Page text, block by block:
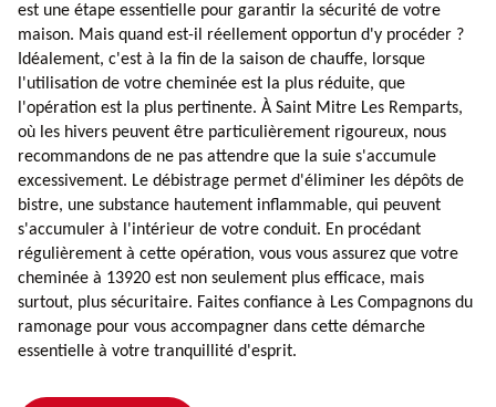
est une étape essentielle pour garantir la sécurité de votre
maison. Mais quand est-il réellement opportun d'y procéder ?
Idéalement, c'est à la fin de la saison de chauffe, lorsque
l'utilisation de votre cheminée est la plus réduite, que
l'opération est la plus pertinente. À Saint Mitre Les Remparts,
où les hivers peuvent être particulièrement rigoureux, nous
recommandons de ne pas attendre que la suie s'accumule
excessivement. Le débistrage permet d'éliminer les dépôts de
bistre, une substance hautement inflammable, qui peuvent
s'accumuler à l'intérieur de votre conduit. En procédant
régulièrement à cette opération, vous vous assurez que votre
cheminée à 13920 est non seulement plus efficace, mais
surtout, plus sécuritaire. Faites confiance à Les Compagnons du
ramonage pour vous accompagner dans cette démarche
essentielle à votre tranquillité d'esprit.